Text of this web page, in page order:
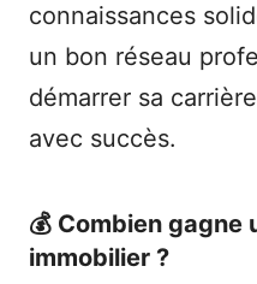
connaissances
un bon réseau
démarrer sa
avec succès.
💰 Combien gagne
immobilier ?